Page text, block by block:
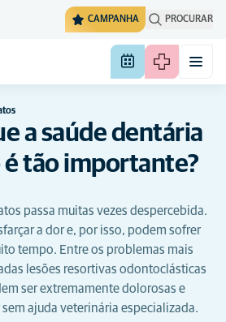
CAMPANHA PROCURAR
a saúde dentária
é tão importante?
passa muitas vezes despercebida.
a dor e, por isso, podem sofrer
tempo. Entre os problemas mais
lesões resortivas odontoclásticas
ser extremamente dolorosas e
ajuda veterinária especializada.